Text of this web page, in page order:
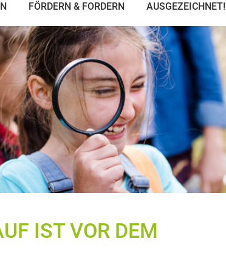
FÖRDERN & FORDERN AUSGEZEICHNET!
IST VOR DEM